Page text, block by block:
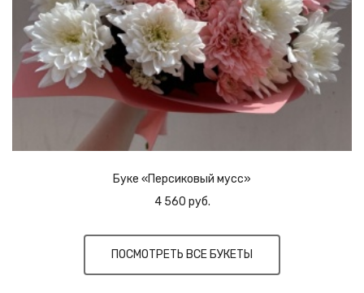
Буке «Персиковый мусс»
4 560 руб.
ПОСМОТРЕТЬ ВСЕ БУКЕТЫ